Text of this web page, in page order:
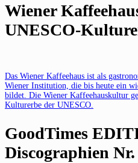
Wiener
UNESCO-
Das Wiener Kaffeehaus ist als
Wiener Institution, die bis heute ein
bildet. Die Wiener Kaffeehauskultur
Kulturerbe der UNESCO.
GoodTimes
Discographien Nr.